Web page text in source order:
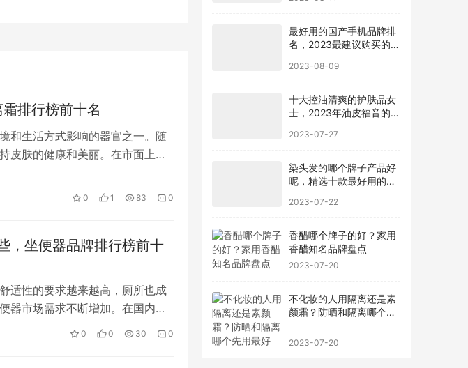
排行榜前十名
和生活方式影响的器官之一。随
皮肤的健康和美丽。在市面上，
0 1 83 0
，坐便器品牌排行榜前十
适性的要求越来越高，厕所也成
器市场需求不断增加。在国内，
0 0 30 0
最好用的国产手机品牌排
名，2023最建议购买的5
2023-08-09
十大控油清爽的护肤品女
士，2023年油皮福音的护
2023-07-27
染头发的哪个牌子产品好
呢，精选十款最好用的染
2023-07-22
香醋哪个牌子的好？家用
香醋知名品牌盘点
2023-07-20
不化妆的人用隔离还是素
颜霜？防晒和隔离哪个先
2023-07-20